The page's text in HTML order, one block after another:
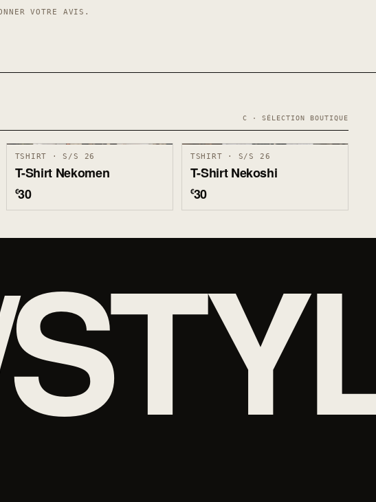
VOTRE AVIS.
C · SÉLECTION BOUTIQUE
TSHIRT · S/S 26
T-Shirt Nekomen
€30
TSHIRT · S/S 26
T-Shirt Nekoshi
€30